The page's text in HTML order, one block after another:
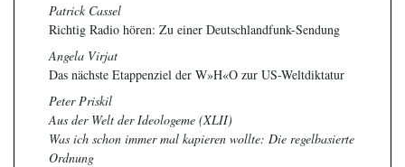
Patrick Cassel
Richtig Radio hören: Zu einer Deutschlandfunk-Sendung
Angela Virjat
Das nächste Etappenziel der W»H«O zur US-Weltdiktatur
Peter Priskil
Aus der Welt der Ideologeme (XLII)
Was ich schon immer mal kapieren wollte: Die regelbasierte
Ordnung